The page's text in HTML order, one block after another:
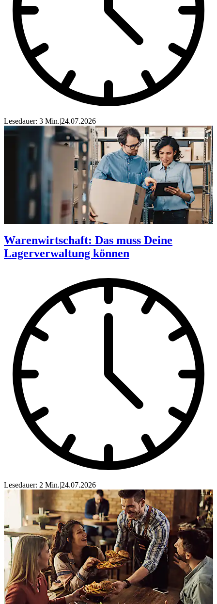
Lesedauer: 3 Min.|24.07.2026
Warenwirtschaft: Das muss Deine
Lagerverwaltung können
Lesedauer: 2 Min.|24.07.2026